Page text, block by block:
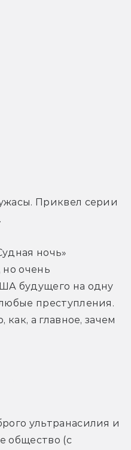
Приквел серии
ночь»
но очень
будущего на одну
преступления.
а главное, зачем
ультранасилия и
общество (с